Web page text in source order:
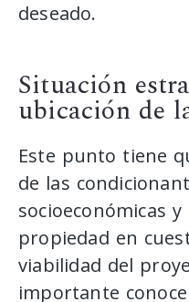
deseado.
Situación
ubicación de
Este punto tiene
de las
socioeconómicas
propiedad en
viabilidad del
importante